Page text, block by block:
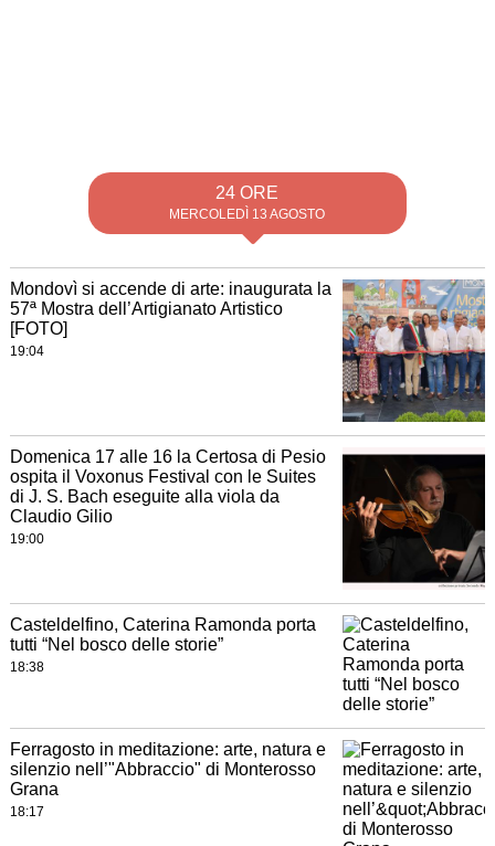
24 ORE
MERCOLEDÌ 13 AGOSTO
Mondovì si accende di arte: inaugurata la
57ª Mostra dell’Artigianato Artistico
[FOTO]
19:04
Domenica 17 alle 16 la Certosa di Pesio
ospita il Voxonus Festival con le Suites
di J. S. Bach eseguite alla viola da
Claudio Gilio
19:00
Casteldelfino, Caterina Ramonda porta
tutti “Nel bosco delle storie”
18:38
Ferragosto in meditazione: arte, natura e
silenzio nell’"Abbraccio" di Monterosso
Grana
18:17